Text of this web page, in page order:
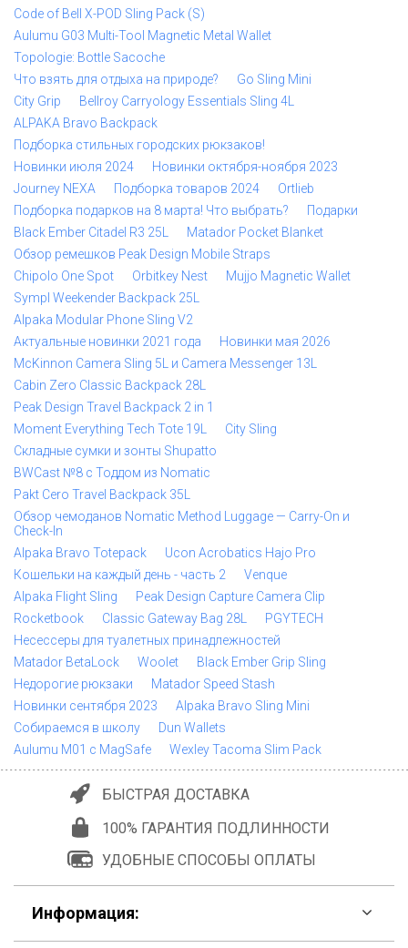
Code of Bell X-POD Sling Pack (S)
Aulumu G03 Multi-Tool Magnetic Metal Wallet
Topologie: Bottle Sacoche
Что взять для отдыха на природе?
Go Sling Mini
City Grip
Bellroy Carryology Essentials Sling 4L
ALPAKA Bravo Backpack
Подборка стильных городских рюкзаков!
Новинки июля 2024
Новинки октября-ноября 2023
Journey NEXA
Подборка товаров 2024
Ortlieb
Подборка подарков на 8 марта! Что выбрать?
Подарки
Black Ember Citadel R3 25L
Matador Pocket Blanket
Обзор ремешков Peak Design Mobile Straps
Chipolo One Spot
Orbitkey Nest
Mujjo Magnetic Wallet
Sympl Weekender Backpack 25L
Alpaka Modular Phone Sling V2
Актуальные новинки 2021 года
Новинки мая 2026
McKinnon Camera Sling 5L и Camera Messenger 13L
Cabin Zero Classic Backpack 28L
Peak Design Travel Backpack 2 in 1
Moment Everything Tech Tote 19L
City Sling
Складные сумки и зонты Shupatto
BWCast №8 с Тоддом из Nomatic
Pakt Cero Travel Backpack 35L
Обзор чемоданов Nomatic Method Luggage — Carry-On и
Check-In
Alpaka Bravo Totepack
Ucon Acrobatics Hajo Pro
Кошельки на каждый день - часть 2
Venque
Alpaka Flight Sling
Peak Design Capture Camera Clip
Rocketbook
Classic Gateway Bag 28L
PGYTECH
Несессеры для туалетных принадлежностей
Matador BetaLock
Woolet
Black Ember Grip Sling
Недорогие рюкзаки
Matador Speed Stash
Новинки сентября 2023
Alpaka Bravo Sling Mini
Собираемся в школу
Dun Wallets
Aulumu M01 с MagSafe
Wexley Tacoma Slim Pack
БЫСТРАЯ ДОСТАВКА
100% ГАРАНТИЯ ПОДЛИННОСТИ
УДОБНЫЕ СПОСОБЫ ОПЛАТЫ
Информация: